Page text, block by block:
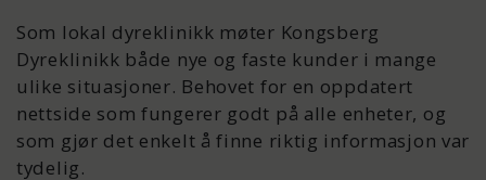
Som lokal dyreklinikk møter Kongsberg
Dyreklinikk både nye og faste kunder i mange
ulike situasjoner. Behovet for en oppdatert
nettside som fungerer godt på alle enheter, og
som gjør det enkelt å finne riktig informasjon var
tydelig.